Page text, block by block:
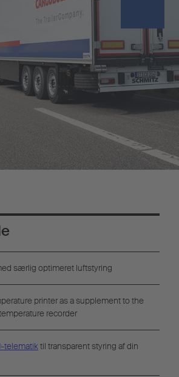
særlig optimeret luftstyring
printer as a supplement to the
recorder
telematiktil transparent styring af din